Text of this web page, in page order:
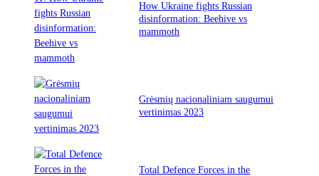
How Ukraine fights Russian
disinformation: Beehive vs
mammoth
Grėsmių nacionaliniam saugumui
vertinimas 2023
Total Defence Forces in the